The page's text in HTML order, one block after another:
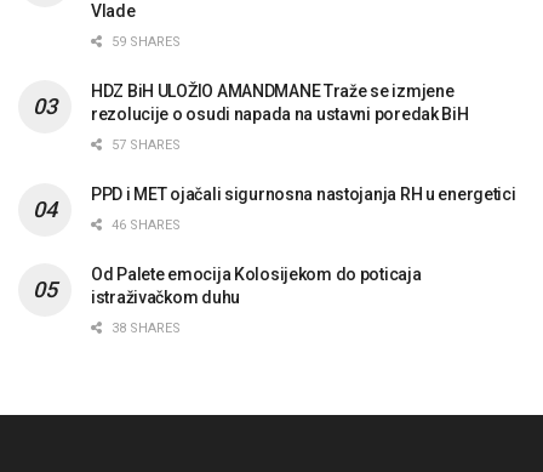
Vlade
59 SHARES
HDZ BiH ULOŽIO AMANDMANE Traže se izmjene
rezolucije o osudi napada na ustavni poredak BiH
57 SHARES
PPD i MET ojačali sigurnosna nastojanja RH u energetici
46 SHARES
Od Palete emocija Kolosijekom do poticaja
istraživačkom duhu
38 SHARES